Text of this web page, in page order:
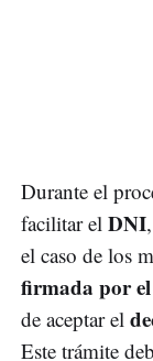
Durante el
facilitar el DNI
el caso de los
firmada por
de aceptar el
Este trámite